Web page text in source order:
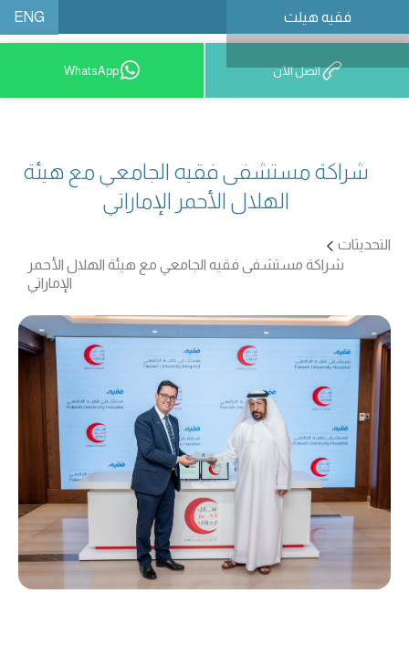
فقيه هيلث ENG
احجز موعدًا اتصل الآن WhatsApp
شراكة مستشفى فقيه الجامعي مع هيئة
الهلال الأحمر الإماراتي
التحديثات
شراكة مستشفى فقيه الجامعي مع هيئة الهلال الأحمر
الإماراتي